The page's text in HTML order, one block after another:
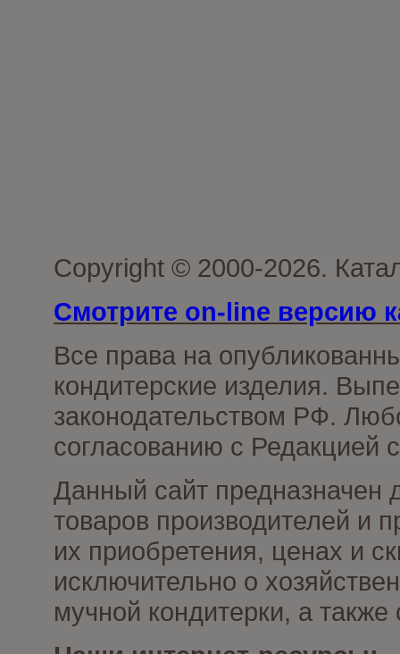
Copyright © 2000-2026.
Смотрите on-line версию
Все права на
кондитерские изделия.
законодательством РФ.
согласованию с Редакцией
Данный сайт предназначен
товаров производителей и
их приобретения, ценах и
исключительно о
мучной кондитерки, а